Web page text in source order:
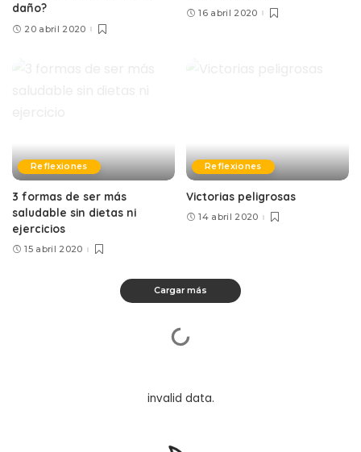
daño?
20 abril 2020
16 abril 2020
Reflexiones
3 formas de ser más
saludable sin dietas ni
ejercicios
15 abril 2020
Reflexiones
Victorias peligrosas
14 abril 2020
Cargar más
invalid data.